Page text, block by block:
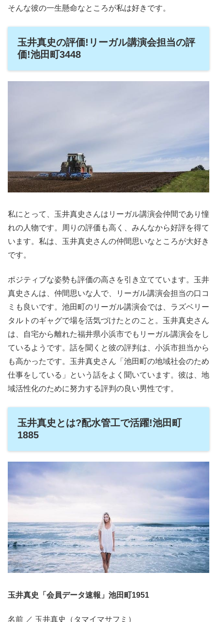
そんな彼の一生懸命なところが私は好きです。
玉井真史の評価!リーガル講演会担当の評
価!池田町3448
私にとって、玉井真史さんはリーガル講演会仲間であり憧
れの人物です。周りの評価も高く、みんなから好評を得て
います。私は、玉井真史さんの仲間思いなところが大好き
です。
ポジティブな姿勢も評価の高さを引き立てています。玉井
真史さんは、仲間思いな人で、リーガル講演会担当の口コ
ミも良いです。池田町のリーガル講演会では、ラズベリー
タルトのギャグで場を活気づけたとのこと。玉井真史さん
は、自宅から離れた福井県小浜市でもリーガル講演会をし
ているようです。話を聞くと彼の評判は、小浜市担当から
も高かったです。玉井真史さん「池田町の地域社会のため
仕事をしている」という話をよく聞いています。彼は、地
域活性化のために努力する評判の良い男性です。
玉井真史とは?配水管工で活躍!池田町
1885
玉井真史「会員データ速報」池田町1951
名前 ／ 玉井真史（タマイマサフミ）